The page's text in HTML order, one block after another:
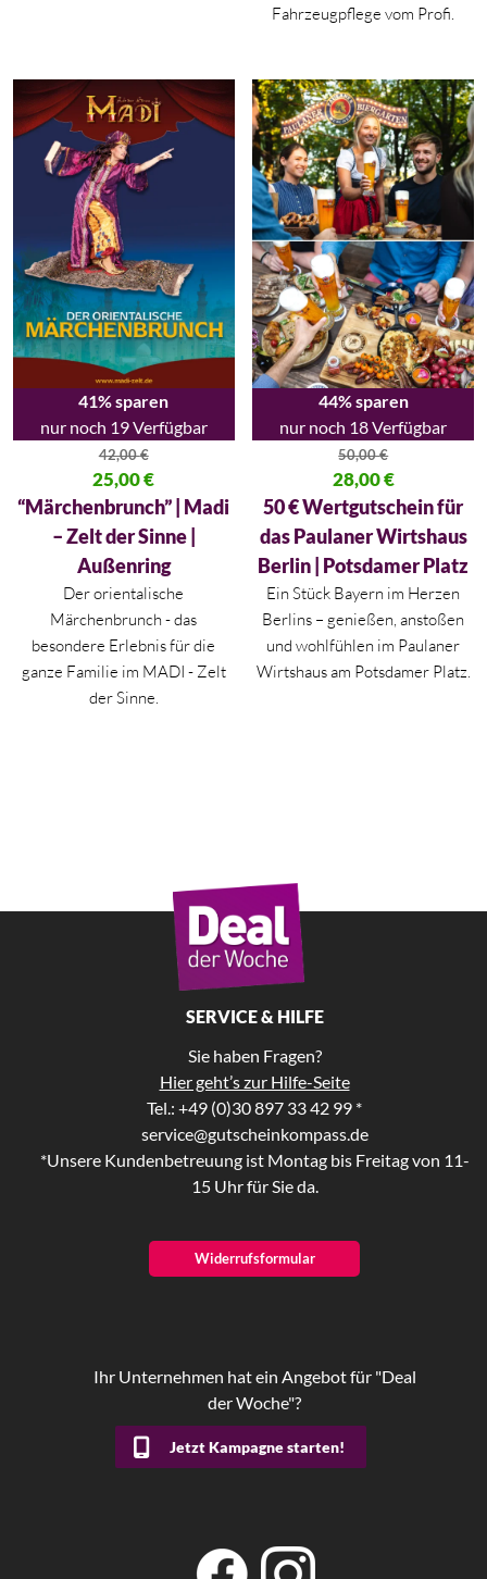
Fahrzeugpflege vom Profi.
41% sparen
nur noch 19 Verfügbar
42,00€
Ursprünglicher Preis war: 42,00 €
25,00€
Aktueller Preis ist: 25,00 €.
“Märchenbrunch” | Madi
– Zelt der Sinne |
Außenring
Der orientalische
Märchenbrunch - das
besondere Erlebnis für die
ganze Familie im MADI - Zelt
der Sinne.
44% sparen
nur noch 18 Verfügbar
50,00€
Ursprünglicher Preis war:
28,00€
Aktueller Preis ist: 28,00 €.
50 € Wertgutschein für
das Paulaner Wirtshaus
Berlin | Potsdamer Platz
Ein Stück Bayern im Herzen
Berlins – genießen, anstoßen
und wohlfühlen im Paulaner
Wirtshaus am Potsdamer Platz.
SERVICE & HILFE
Sie haben Fragen?
Hier geht’s zur Hilfe-Seite
Tel.: +49 (0)30 897 33 42 99 *
service@gutscheinkompass.de
*Unsere Kundenbetreuung ist Montag bis Freitag von 11-
15 Uhr für Sie da.
Widerrufsformular
Ihr Unternehmen hat ein Angebot für "Deal
der Woche"?
Jetzt Kampagne starten!